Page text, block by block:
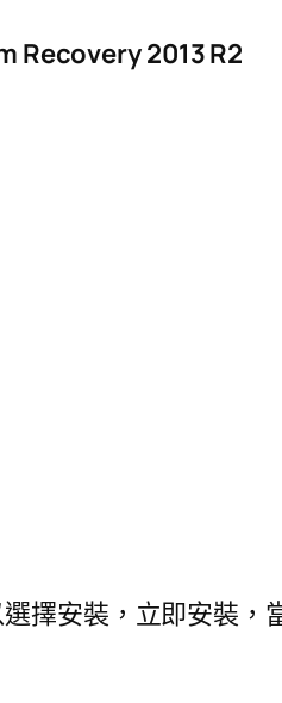
Recovery 2013 R2
擇安裝，立即安裝